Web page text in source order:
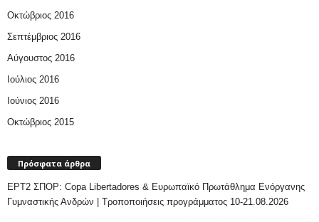
Οκτώβριος 2016
Σεπτέμβριος 2016
Αύγουστος 2016
Ιούλιος 2016
Ιούνιος 2016
Οκτώβριος 2015
Πρόσφατα άρθρα
ΕΡΤ2 ΣΠΟΡ: Copa Libertadores & Ευρωπαϊκό Πρωτάθλημα Ενόργανης
Γυμναστικής Ανδρών | Τροποποιήσεις προγράμματος 10-21.08.2026